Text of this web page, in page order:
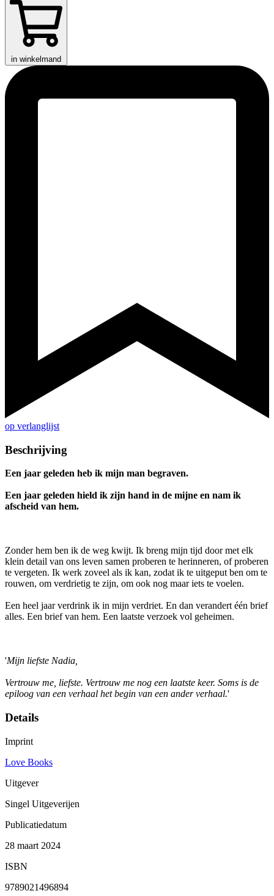
in winkelmand
op verlanglijst
Beschrijving
Een jaar geleden heb ik mijn man begraven.
Een jaar geleden hield ik zijn hand in de mijne en nam ik
afscheid van hem.
Zonder hem ben ik de weg kwijt. Ik breng mijn tijd door met elk
klein detail van ons leven samen proberen te herinneren, of proberen
te vergeten. Ik werk zoveel als ik kan, zodat ik te uitgeput ben om te
rouwen, om verdrietig te zijn, om ook nog maar iets te voelen.
Een heel jaar verdrink ik in mijn verdriet. En dan verandert één brief
alles. Een brief van hem. Een laatste verzoek vol geheimen.
'Mijn liefste Nadia,
Vertrouw me, liefste. Vertrouw me nog een laatste keer. Soms is de
epiloog van een verhaal het begin van een ander verhaal.'
Details
Imprint
Love Books
Uitgever
Singel Uitgeverijen
Publicatiedatum
28 maart 2024
ISBN
9789021496894